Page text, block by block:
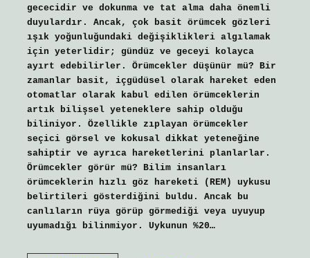
gececidir ve dokunma ve tat alma daha önemli
duyulardır. Ancak, çok basit örümcek gözleri
ışık yoğunluğundaki değişiklikleri algılamak
için yeterlidir; gündüz ve geceyi kolayca
ayırt edebilirler. Örümcekler düşünür mü? Bir
zamanlar basit, içgüdüsel olarak hareket eden
otomatlar olarak kabul edilen örümceklerin
artık bilişsel yeteneklere sahip olduğu
biliniyor. Özellikle zıplayan örümcekler
seçici görsel ve kokusal dikkat yeteneğine
sahiptir ve ayrıca hareketlerini planlarlar.
Örümcekler görür mü? Bilim insanları
örümceklerin hızlı göz hareketi (REM) uykusu
belirtileri gösterdiğini buldu. Ancak bu
canlıların rüya görüp görmediği veya uyuyup
uyumadığı bilinmiyor. Uykunun %20…